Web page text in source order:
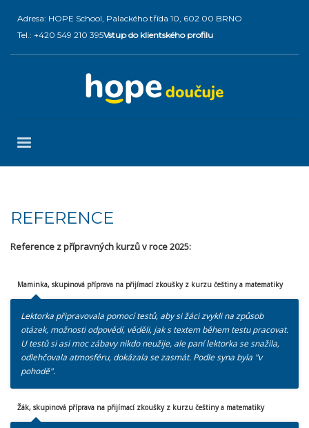
Adresa: HOPE School, Palackého třída 10, 602 00 BRNO
Tel.: +420 549 210 395Vstup do klientského profilu
REFERENCE
Reference z přípravných kurzů v roce 2025:
Maminka, skupinová příprava na přijímací zkoušky z kurzu češtiny a matematiky
Lektorka připravovala pomocí testů, aby si žáci zvykli na způsob
otázek, možnosti odpovědí, věděli, jak s textem během testu pracovat.
U testů si asi moc zábavy nikdo neužije, ale paní lektorka se snažila,
odlehčovala atmosféru, dokázala se zasmát. Podle syna byla "v
pohodě".
Žák, skupinová příprava na přijímací zkoušky z kurzu češtiny a matematiky